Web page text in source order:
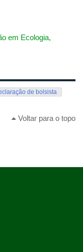
em Ecologia,
de bolsista
Voltar para o topo